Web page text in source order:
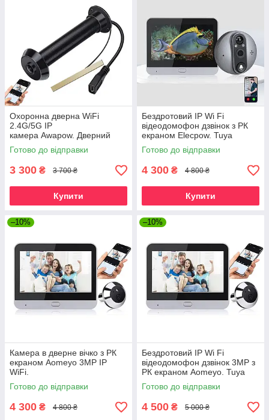
Охоронна дверна WiFi
2.4G/5G IP
камера Awapow. Дверний
вічок 1080P IR940nm. Tuya
Smart або Smart Life
Готово до відправки
3 300 ₴ 3 700 ₴
Купити
Бездротовий IP Wi Fi
відеодомофон дзвінок з РК
екраном Elecpow. Tuya
Готово до відправки
4 300 ₴ 4 800 ₴
Купити
–10%
Камера в дверне вічко з РК
екраном Aomeyo 3MP IP
WiFi.
Готово до відправки
4 300 ₴ 4 800 ₴
–10%
Бездротовий IP Wi Fi
відеодомофон дзвінок 3MP з
РК екраном Aomeyo. Tuya
Готово до відправки
4 500 ₴ 5 000 ₴